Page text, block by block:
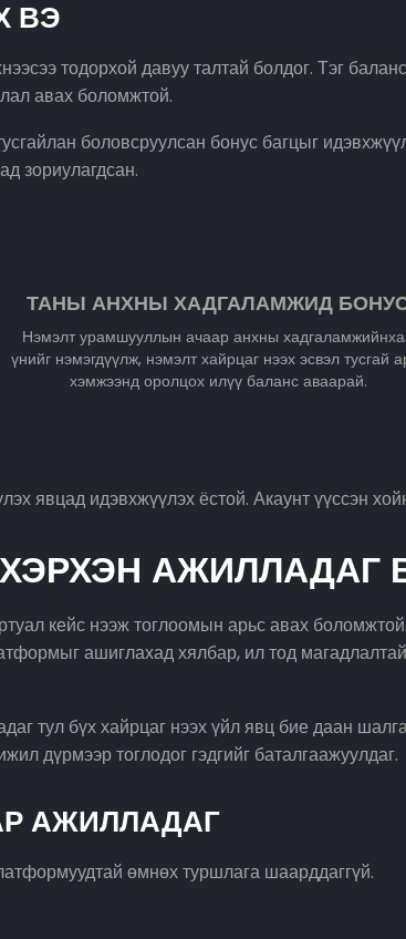
ВЭ
тодорхой давуу талтай болдог. Тэг
авах боломжтой.
боловсруулсан бонус багцыг
зориулагдсан.
ТАНЫ АНХНЫ ХАДГАЛАМЖИД
Нэмэлт урамшууллын ачаар анхны
үнийг нэмэгдүүлж, нэмэлт хайрцаг нээх эсвэл тусгай
хэмжээнд оролцох илүү баланс аваарай.
явцад идэвхжүүлэх ёстой. Акаунт үүссэн
АЖИЛЛАДАГ
кейс нээж тоглоомын арьс авах
ашиглахад хялбар, ил тод
тул бүх хайрцаг нээх үйл явц бие даан
дүрмээр тоглодог гэдгийг баталгаажуулдаг.
АЖИЛЛАДАГ
өмнөх туршлага шаарддаггүй.